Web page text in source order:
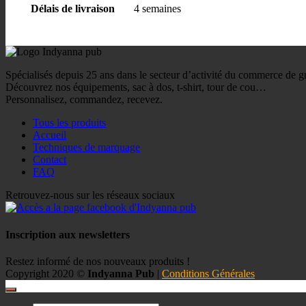
Délais de livraison 4 semaines
Spécialisés depuis 25 ans dans le secteur d’activité du commerce de
Découvrez nos équipements, sac à dos, t-shirt, tour de cou…
Personnalisez, commandez, recevez.
Tous les produits
Accueil
Techniques de marquage
Contact
FAQ
Retrouvez-nous sur les réseaux sociaux
Inscription aux newsletters
Restez informé de nos nouveaux produits !
Copyright 2020 © Indyanna Pub | Conditions Générales